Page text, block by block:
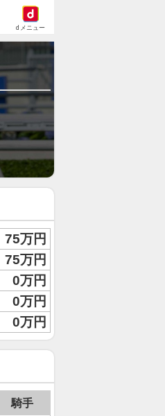
dメニュー
75万円
75万円
0万円
0万円
0万円
騎手